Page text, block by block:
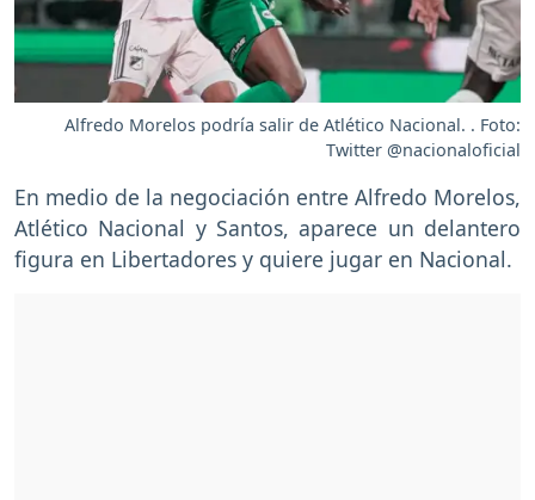
Alfredo Morelos podría salir de Atlético Nacional. . Foto:
Twitter @nacionaloficial
En medio de la negociación entre Alfredo Morelos,
Atlético Nacional y Santos, aparece un delantero
figura en Libertadores y quiere jugar en Nacional.